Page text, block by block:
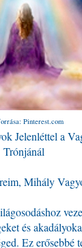
Pinterest.com
Jelenléttel a
Trónjánál
Mihály
és
Ez erősebbé